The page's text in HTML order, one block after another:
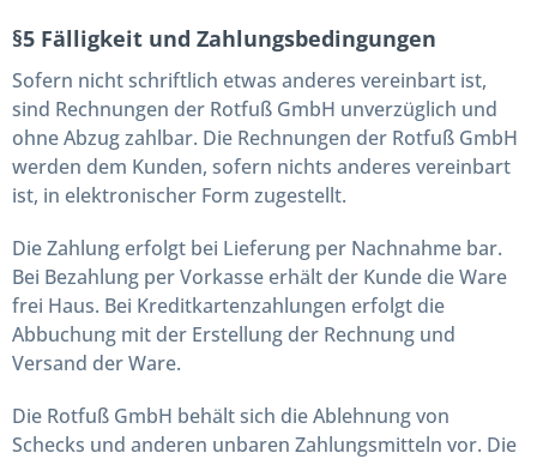
§5 Fälligkeit und Zahlungsbedingungen
Sofern nicht schriftlich etwas anderes vereinbart ist,
sind Rechnungen der Rotfuß GmbH unverzüglich und
ohne Abzug zahlbar. Die Rechnungen der Rotfuß GmbH
werden dem Kunden, sofern nichts anderes vereinbart
ist, in elektronischer Form zugestellt.
Die Zahlung erfolgt bei Lieferung per Nachnahme bar.
Bei Bezahlung per Vorkasse erhält der Kunde die Ware
frei Haus. Bei Kreditkartenzahlungen erfolgt die
Abbuchung mit der Erstellung der Rechnung und
Versand der Ware.
Die Rotfuß GmbH behält sich die Ablehnung von
Schecks und anderen unbaren Zahlungsmitteln vor. Die